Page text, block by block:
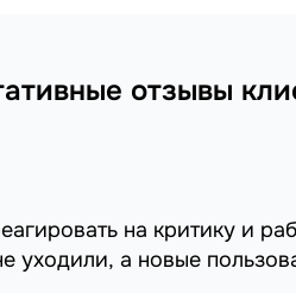
отзывы
на критику и
уходили, а новые